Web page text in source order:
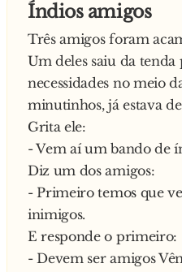
Índios amigos
Três amigos foram
Um deles saiu da tenda
necessidades no meio
minutinhos, já estava
Grita ele:
- Vem aí um bando de
Diz um dos amigos:
- Primeiro temos que
inimigos.
E responde o primeiro:
- Devem ser amigos